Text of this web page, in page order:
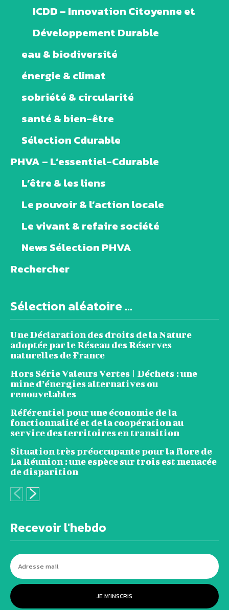
ICDD – Innovation Citoyenne et
Développement Durable
eau & biodiversité
énergie & climat
sobriété & circularité
santé & bien-être
Sélection Cdurable
PHVA – L’essentiel-Cdurable
L’être & les liens
Le pouvoir & l’action locale
Le vivant & refaire société
News Sélection PHVA
Rechercher
Sélection aléatoire ...
Une Déclaration des droits de la Nature
adoptée par le Réseau des Réserves
naturelles de France
Hors Série Valeurs Vertes | Déchets : une
mine d’énergies alternatives ou
renouvelables
Référentiel pour une économie de la
fonctionnalité et de la coopération au
service des territoires en transition
Situation très préoccupante pour la flore de
La Réunion : une espèce sur trois est menacée
de disparition
Recevoir l'hebdo
JE M'INSCRIS